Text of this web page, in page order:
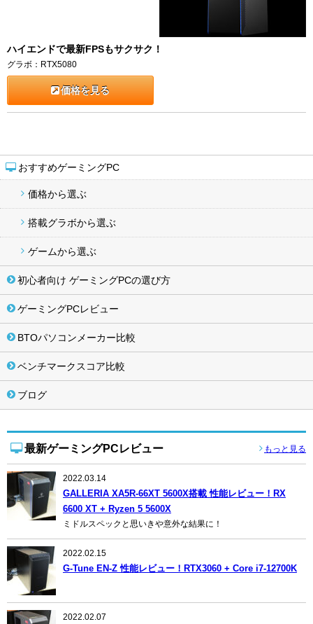
おすすめゲーミングPC
価格から選ぶ
搭載グラボから選ぶ
ゲームから選ぶ
初心者向け ゲーミングPCの選び方
ゲーミングPCレビュー
BTOパソコンメーカー比較
ベンチマークスコア比較
ブログ
最新ゲーミングPCレビュー もっと見る
2022.03.14
GALLERIA XA5R-66XT 5600X搭載 性能レビュー！RX
6600 XT + Ryzen 5 5600X
ミドルスペックと思いきや意外な結果に！
2022.02.15
G-Tune EN-Z 性能レビュー！RTX3060 + Core i7-12700K
2022.02.07
ハイエンドで最新FPSもサクサク！
グラボ：RTX5080
価格を見る